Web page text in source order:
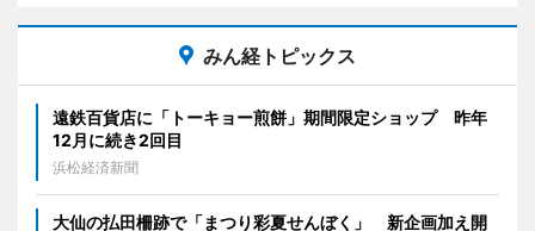
みん経トピックス
遠鉄百貨店に「トーキョー煎餅」期間限定ショップ 昨年
12月に続き2回目
浜松経済新聞
大仙の払田柵跡で「まつり彩夏せんぼく」 新企画加え開